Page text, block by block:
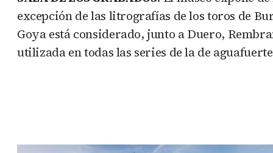
excepción de las litrografías de los toros de
Goya está considerado, junto a Duero,
utilizada en todas las series de la de